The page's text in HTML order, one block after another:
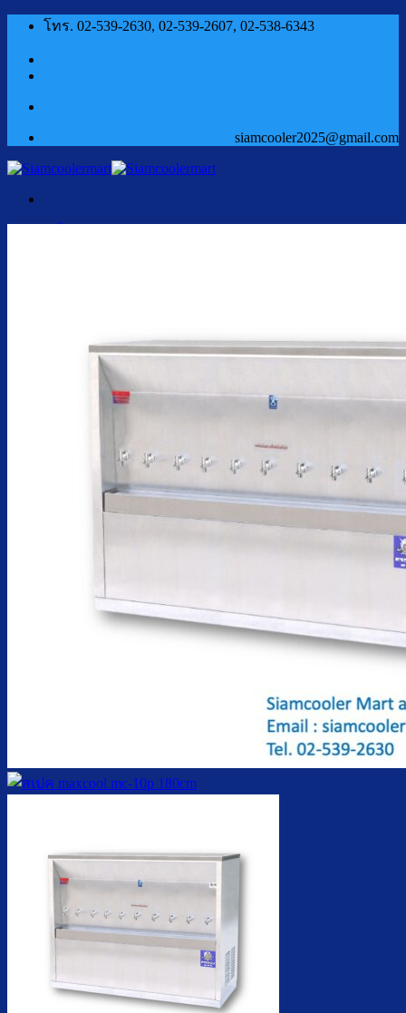
ข้าม
โทร. 02-539-2630, 02-539-2607, 02-538-6343
siamcooler2025@gmail.com
ตู้กดน้ำเย็น น้ำร้อน กรองในตัว
ตู้กดน้ำเย็น น้ำร้อน ต่อท่อประปา
ตู้กดน้ำเย็น น้ำร้อน สแตนเลส
ล้างตู้กดน้ำเย็น
เปลี่ยนไส้กรองน้ำ
ผลงานของเรา